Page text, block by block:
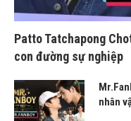
Patto Tatchapong
con đường sự nghiệp
nhân